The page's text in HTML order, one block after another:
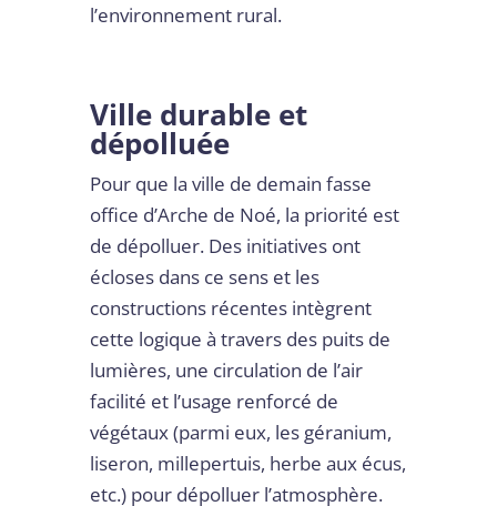
l’environnement rural.
Ville durable et
dépolluée
Pour que la ville de demain fasse
office d’Arche de Noé, la priorité est
de dépolluer. Des initiatives ont
écloses dans ce sens et les
constructions récentes intègrent
cette logique à travers des puits de
lumières, une circulation de l’air
facilité et l’usage renforcé de
végétaux (parmi eux, les géranium,
liseron, millepertuis, herbe aux écus,
etc.) pour dépolluer l’atmosphère.